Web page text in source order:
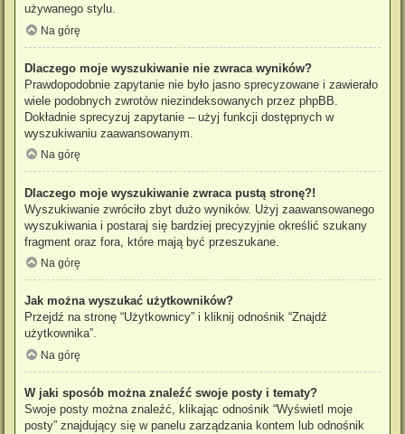
używanego stylu.
Na górę
Dlaczego moje wyszukiwanie nie zwraca wyników?
Prawdopodobnie zapytanie nie było jasno sprecyzowane i zawierało
wiele podobnych zwrotów niezindeksowanych przez phpBB.
Dokładnie sprecyzuj zapytanie – użyj funkcji dostępnych w
wyszukiwaniu zaawansowanym.
Na górę
Dlaczego moje wyszukiwanie zwraca pustą stronę?!
Wyszukiwanie zwróciło zbyt dużo wyników. Użyj zaawansowanego
wyszukiwania i postaraj się bardziej precyzyjnie określić szukany
fragment oraz fora, które mają być przeszukane.
Na górę
Jak można wyszukać użytkowników?
Przejdź na stronę “Użytkownicy” i kliknij odnośnik “Znajdź
użytkownika”.
Na górę
W jaki sposób można znaleźć swoje posty i tematy?
Swoje posty można znaleźć, klikając odnośnik “Wyświetl moje
posty” znajdujący się w panelu zarządzania kontem lub odnośnik